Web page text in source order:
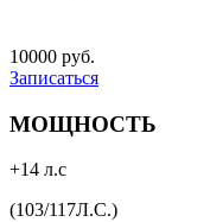
10000 руб.
Записаться
МОЩНОСТЬ
+14 л.с
(103/117Л.С.)